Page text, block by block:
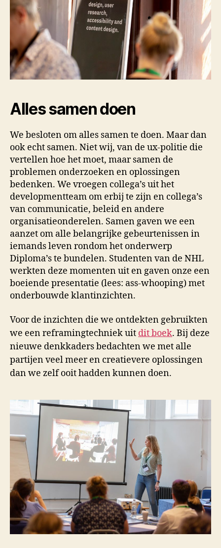
Alles samen doen
We besloten om alles samen te doen. Maar dan
ook echt samen. Niet wij, van de ux-politie die
vertellen hoe het moet, maar samen de
problemen onderzoeken en oplossingen
bedenken. We vroegen collega’s uit het
developmentteam om erbij te zijn en collega’s
van communicatie, beleid en andere
organisatieonderelen. Samen gaven we een
aanzet om alle belangrijke gebeurtenissen in
iemands leven rondom het onderwerp
Diploma’s te bundelen. Studenten van de NHL
werkten deze momenten uit en gaven onze een
boeiende presentatie (lees: ass-whooping) met
onderbouwde klantinzichten.
Voor de inzichten die we ontdekten gebruikten
we een reframingtechniek uit dit boek. Bij deze
nieuwe denkkaders bedachten we met alle
partijen veel meer en creatievere oplossingen
dan we zelf ooit hadden kunnen doen.